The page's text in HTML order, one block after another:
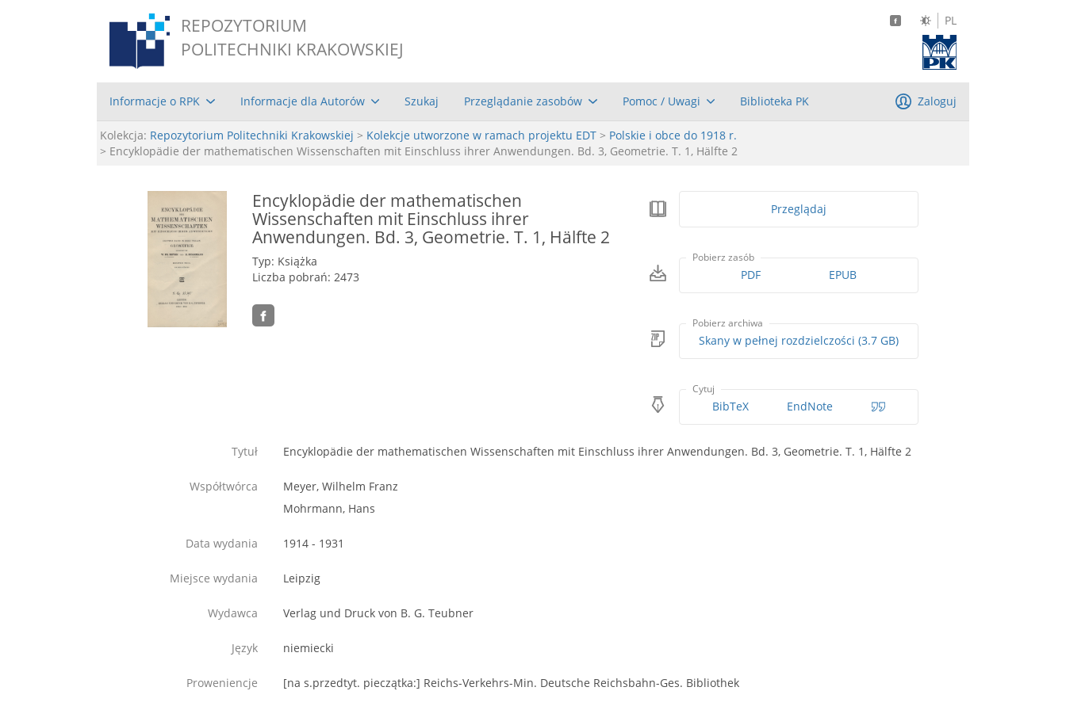
REPOZYTORIUM
POLITECHNIKI KRAKOWSKIEJ
PL
Informacje o RPK Informacje dla Autorów Szukaj Przeglądanie zasobów Pomoc / Uwagi Biblioteka PK Zaloguj
Kolekcja: Repozytorium Politechniki Krakowskiej > Kolekcje utworzone w ramach projektu EDT > Polskie i obce do 1918 r.
> Encyklopädie der mathematischen Wissenschaften mit Einschluss ihrer Anwendungen. Bd. 3, Geometrie. T. 1, Hälfte 2
Encyklopädie der mathematischen
Wissenschaften mit Einschluss ihrer
Anwendungen. Bd. 3, Geometrie. T. 1, Hälfte 2
Typ: Książka
Liczba pobrań: 2473
Przeglądaj
Pobierz zasób
PDF EPUB
Pobierz archiwa
Skany w pełnej rozdzielczości (3.7 GB)
Cytuj
BibTeX EndNote
Tytuł Encyklopädie der mathematischen Wissenschaften mit Einschluss ihrer Anwendungen. Bd. 3, Geometrie. T. 1, Hälfte 2
Współtwórca
Meyer, Wilhelm Franz
Mohrmann, Hans
Data wydania 1914 - 1931
Miejsce wydania Leipzig
Wydawca Verlag und Druck von B. G. Teubner
Język niemiecki
Proweniencje [na s.przedtyt. pieczątka:] Reichs-Verkehrs-Min. Deutsche Reichsbahn-Ges. Bibliothek